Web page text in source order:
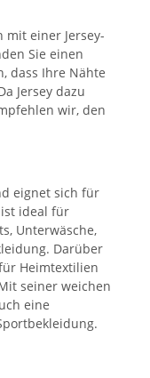
mit einer Jersey-
Sie einen
dass Ihre Nähte
Jersey dazu
wir, den
eignet sich für
ideal für
Unterwäsche,
Darüber
Heimtextilien
seiner weichen
eine